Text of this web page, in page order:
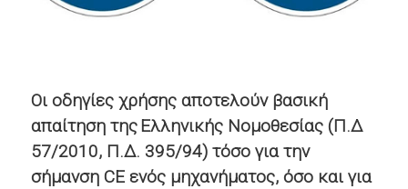
Οι οδηγίες χρήσης αποτελούν βασική
απαίτηση της Ελληνικής Νομοθεσίας(Π.Δ
57/2010, Π.Δ. 395/94) τόσο για την
σήμανση CE ενός μηχανήματος, όσο και για